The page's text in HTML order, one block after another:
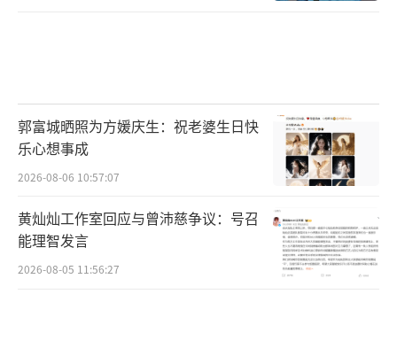
郭富城晒照为方媛庆生：祝老婆生日快
乐心想事成
2026-08-06 10:57:07
黄灿灿工作室回应与曾沛慈争议：号召
能理智发言
2026-08-05 11:56:27